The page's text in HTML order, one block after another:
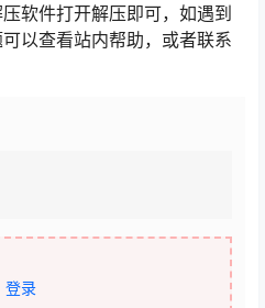
软件打开解压即可，如遇到
以查看站内帮助，或者联系
登录